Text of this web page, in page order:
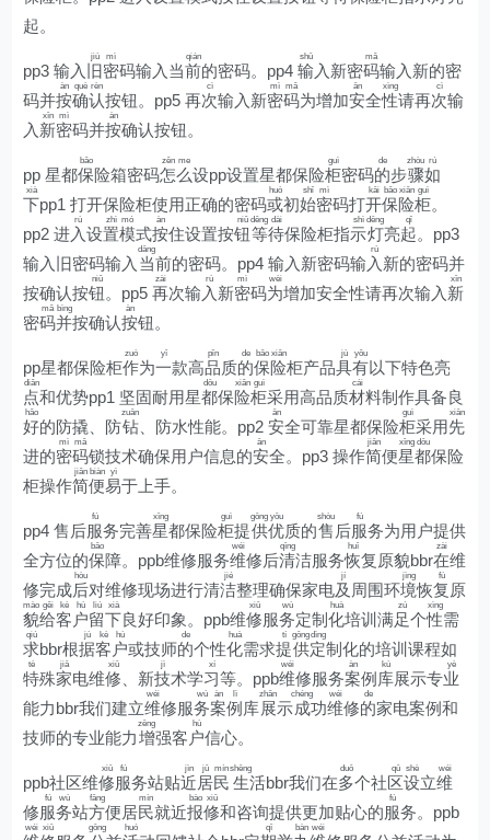
起。
pp3 输入 旧
jiù
密
mì
码输入当前
qián
的密码。pp4输
shū
入新密码
mǎ
输入新的密
码并按
àn
确
què
认
rèn
按钮。pp5 再次
cì
输入新密
mì
码
mǎ
为增加安
ān
全性
xìng
请再次
cì
输
入 新
xīn
密
mì
码并按
àn
确认按钮。
pp 星都保
bǎo
险箱密码怎
zěn
么
me
设pp设置星都保险柜
guì
密码的
de
步骤
zhòu
如
rú
下
xià
pp1 打开保险柜使用正确的密码或
huò
初始
shǐ
密
mì
码打开
kāi
保
bǎo
险
xiǎn
柜
guì
。
pp2 进入
rù
设置
zhì
模
mó
式按
àn
住设置按钮
niǔ
等
děng
待
dài
保险柜指示
shì
灯
dēng
亮起
qǐ
。pp3
输入旧密码输入 当
dāng
前的密码。pp4 输入新密码输 入
rù
新的密码并
按确认按钮
niǔ
。pp5再
zài
次输 入
rù
新密
mì
码为
wèi
增加安全性请再次输入 新
xīn
密码
mǎ
并
bìng
按确认按
àn
钮。
pp星都保险柜作
zuò
为一
yī
款高品
pǐn
质的
de
保
bǎo
险
xiǎn
柜产品具
jù
有
yǒu
以下特色亮
点
diǎn
和优势pp1 坚固耐用星都
dōu
保险
xiǎn
柜
guì
采用高品质材
cái
料制作具备良
好
hǎo
的防撬、防钻
zuān
、防水性能。pp2安
ān
全可靠星都保险柜
guì
采用先
xiān
进的密
mì
码
mǎ
锁技术确保用户信息的安
ān
全。pp3 操作简
jiǎn
便星
xīng
都
dōu
保险
柜操作简
jiǎn
便
biàn
易
yì
于上手。
pp4 售后服
fú
务完善星
xīng
都保险柜
guì
提供
gōng
优
yōu
质的售
shòu
后服
fú
务为用户提供
全方位的保
bǎo
障。ppb维修服务维
wéi
修后清
qīng
洁服务恢
huī
复原貌bbr在
zài
维
修完成后
hòu
对维修现场进行清洁
jié
整理确保家电及
jí
周围环境
jìng
恢复
fù
原
貌
mào
给
gěi
客
kè
户
hù
留
liú
下
xià
良好印象。ppb维修
xiū
服务
wù
定制化
huà
培训满足
zú
个性
xìng
需
求
qiú
bbr根据
jù
客
kè
户
hù
或技师的
de
个性化
huà
需求提
tí
供
gōng
定
dìng
制化的培训课程如
特
tè
殊家
jiā
电维修
xiū
、新技
jì
术学习
xí
等。ppb维
wéi
修服务案
àn
例库
kù
展示专业
yè
能力bbr我们建立维
wéi
修服务
wù
案
àn
例
lì
库展
zhǎn
示成
chéng
功维
wéi
修的
de
家电案例和
技师的专业能力增
zēng
强客 户
hù
信心。
ppb社区维修
xiū
服
fú
务站贴近
jìn
居
jū
民
mín
生
shēng
活bbr我们在多
duō
个社区
qū
设
shè
立维
wéi
修服
fú
务
wù
站方
fāng
便居民
mín
就近报
bào
修
xiū
和咨询提供更加贴心的服
fú
务。ppb
wéi xiū gōng huó qī bàn wéi